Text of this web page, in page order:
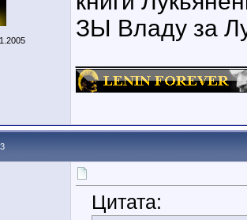
ЗЫ Владу за
Цитата: